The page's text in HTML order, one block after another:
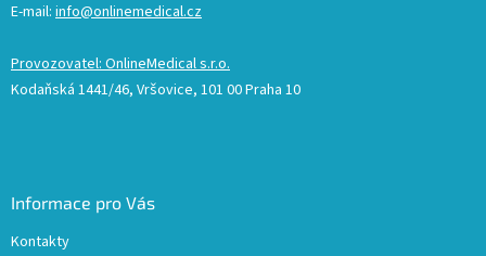
E-mail: info@onlinemedical.cz
Provozovatel: OnlineMedical s.r.o.
Kodaňská 1441/46, Vršovice, 101 00 Praha 10
Informace pro Vás
Kontakty